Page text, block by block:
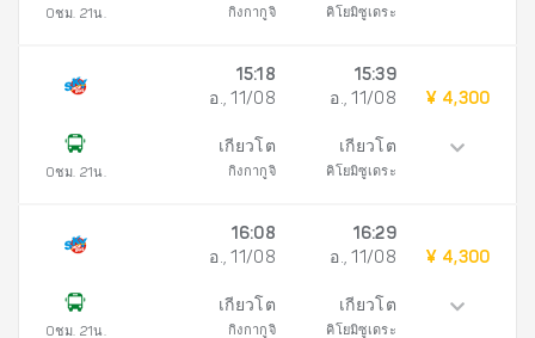
0ชม. 21น. กิงกากูจิ คิโยมิซูเดระ
0ชม. 21น.
15:18
อ., 11/08
เกียวโต
กิงกากูจิ
15:39
อ., 11/08
เกียวโต
คิโยมิซูเดระ
¥ 4,300
0ชม. 21น.
16:08
อ., 11/08
เกียวโต
กิงกากูจิ
16:29
อ., 11/08
เกียวโต
คิโยมิซูเดระ
¥ 4,300